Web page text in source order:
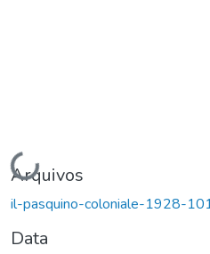
Carregando...
Arquivos
il-pasquino-coloniale-1928-
Data